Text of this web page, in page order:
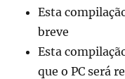
Esta
breve
Esta
que o PC será